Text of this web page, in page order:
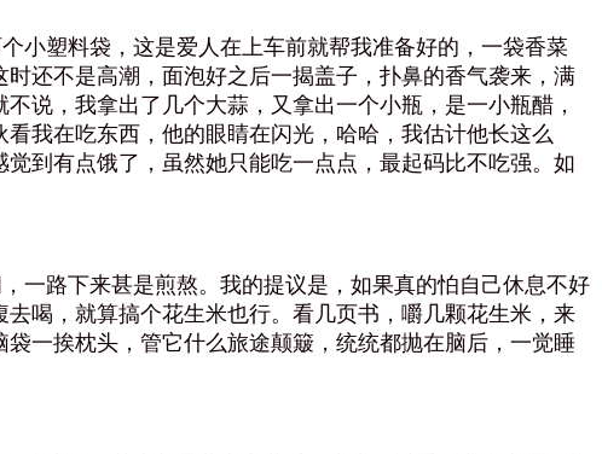
塑料袋，这是爱人在上车前就帮我准备好的，一袋香菜
还不是高潮，面泡好之后一揭盖子，扑鼻的香气袭来，满
说，我拿出了几个大蒜，又拿出一个小瓶，是一小瓶醋，
我在吃东西，他的眼睛在闪光，哈哈，我估计他长这么
到有点饿了，虽然她只能吃一点点，最起码比不吃强。如
路下来甚是煎熬。我的提议是，如果真的怕自己休息不好
喝，就算搞个花生米也行。看几页书，嚼几颗花生米，来
一挨枕头，管它什么旅途颠簸，统统都抛在脑后，一觉睡